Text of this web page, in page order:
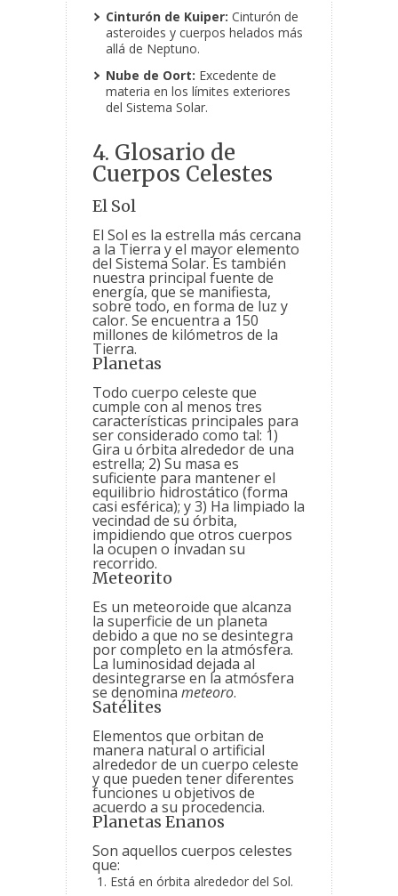
Cinturón de Kuiper: Cinturón de
asteroides y cuerpos helados más
allá de Neptuno.
Nube de Oort: Excedente de
materia en los límites exteriores
del Sistema Solar.
4. Glosario de
Cuerpos Celestes
El Sol
El Sol es la estrella más cercana
a la Tierra y el mayor elemento
del Sistema Solar. Es también
nuestra principal fuente de
energía, que se manifiesta,
sobre todo, en forma de luz y
calor. Se encuentra a 150
millones de kilómetros de la
Tierra.
Planetas
Todo cuerpo celeste que
cumple con al menos tres
características principales para
ser considerado como tal: 1)
Gira u órbita alrededor de una
estrella; 2) Su masa es
suficiente para mantener el
equilibrio hidrostático (forma
casi esférica); y 3) Ha limpiado la
vecindad de su órbita,
impidiendo que otros cuerpos
la ocupen o invadan su
recorrido.
Meteorito
Es un meteoroide que alcanza
la superficie de un planeta
debido a que no se desintegra
por completo en la atmósfera.
La luminosidad dejada al
desintegrarse en la atmósfera
se denomina meteoro.
Satélites
Elementos que orbitan de
manera natural o artificial
alrededor de un cuerpo celeste
y que pueden tener diferentes
funciones u objetivos de
acuerdo a su procedencia.
Planetas Enanos
Son aquellos cuerpos celestes
que:
Está en órbita alrededor del Sol.